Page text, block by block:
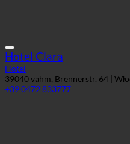
Hotel Clara
Hotel
39040 vahm, Brennerstr. 64 |
+39 0472 833777